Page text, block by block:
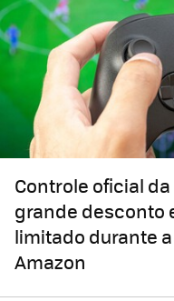
Controle oficial
grande desconto
limitado durante
Amazon